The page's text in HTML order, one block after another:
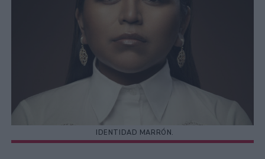
IDENTIDAD MARRÓN.